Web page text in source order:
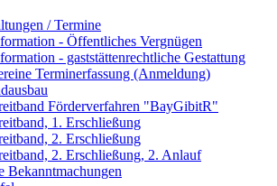
/ Termine
- Öffentliches Vergnügen
- gaststättenrechtliche Gestattung
Terminerfassung (Anmeldung)
Förderverfahren "BayGibitR"
1. Erschließung
2. Erschließung
2. Erschließung, 2. Anlauf
Bekanntmachungen